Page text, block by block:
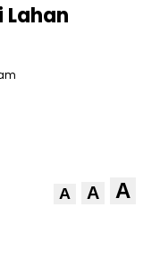
Lahan
A A A